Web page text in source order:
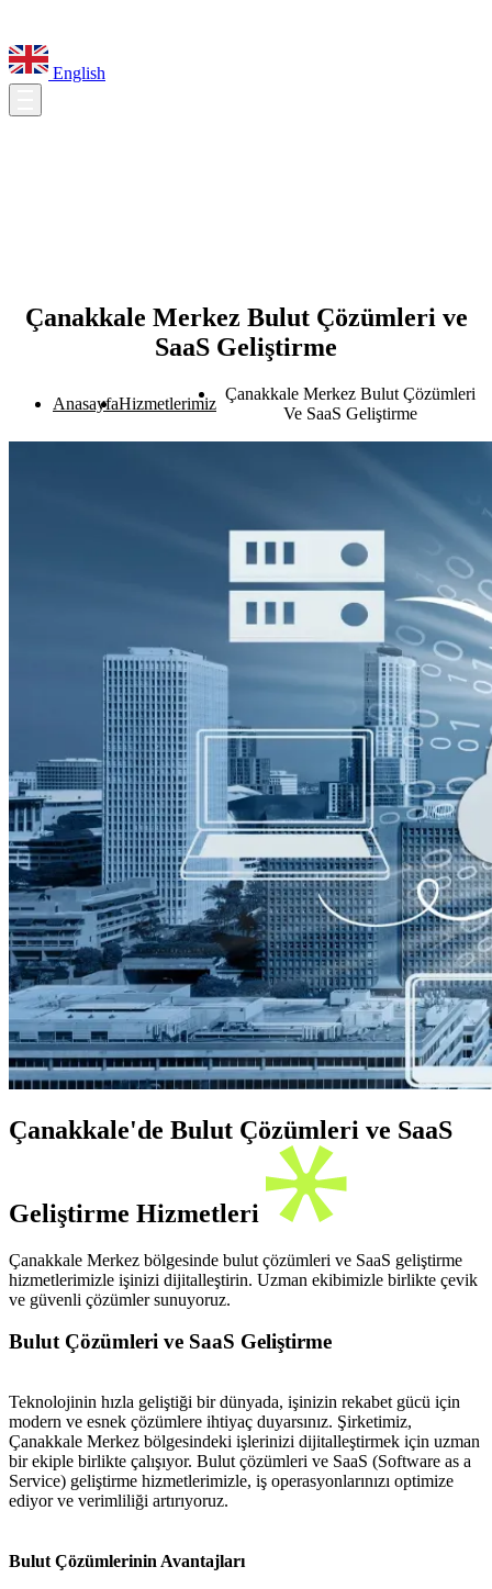
English
Çanakkale Merkez Bulut Çözümleri ve
SaaS Geliştirme
AnasayfaHizmetlerimiz
Çanakkale Merkez Bulut Çözümleri
Ve SaaS Geliştirme
Çanakkale'de Bulut Çözümleri ve SaaS
Geliştirme Hizmetleri
Çanakkale Merkez bölgesinde bulut çözümleri ve SaaS geliştirme
hizmetlerimizle işinizi dijitalleştirin. Uzman ekibimizle birlikte çevik
ve güvenli çözümler sunuyoruz.
Bulut Çözümleri ve SaaS Geliştirme
Teknolojinin hızla geliştiği bir dünyada, işinizin rekabet gücü için
modern ve esnek çözümlere ihtiyaç duyarsınız. Şirketimiz,
Çanakkale Merkez bölgesindeki işlerinizi dijitalleştirmek için uzman
bir ekiple birlikte çalışıyor. Bulut çözümleri ve SaaS (Software as a
Service) geliştirme hizmetlerimizle, iş operasyonlarınızı optimize
ediyor ve verimliliği artırıyoruz.
Bulut Çözümlerinin Avantajları